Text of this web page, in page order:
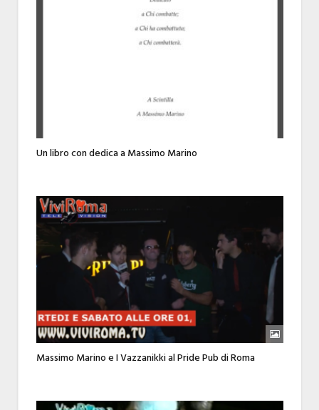
Un libro con dedica a Massimo Marino
Massimo Marino e I Vazzanikki al Pride Pub di Roma